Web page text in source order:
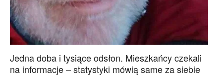
Jedna doba i tysiące odsłon. Mieszkańcy czekali
na informacje – statystyki mówią same za siebie